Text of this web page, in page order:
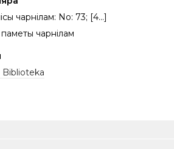
чарнілам: No: 73; [4...]
чарнілам
Biblioteka